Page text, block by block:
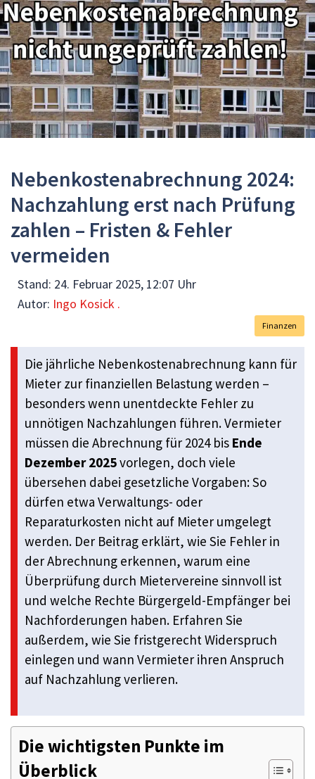
Nebenkostenabrechnung 2024:
Nachzahlung erst nach Prüfung
zahlen – Fristen & Fehler
vermeiden
Stand: 24. Februar 2025, 12:07 Uhr
Autor: Ingo Kosick .
Finanzen
Die jährliche Nebenkostenabrechnung kann für
Mieter zur finanziellen Belastung werden –
besonders wenn unentdeckte Fehler zu
unnötigen Nachzahlungen führen. Vermieter
müssen die Abrechnung für 2024 bis Ende
Dezember 2025vorlegen, doch viele
übersehen dabei gesetzliche Vorgaben: So
dürfen etwa Verwaltungs- oder
Reparaturkosten nicht auf Mieter umgelegt
werden. Der Beitrag erklärt, wie Sie Fehler in
der Abrechnung erkennen, warum eine
Überprüfung durch Mietervereine sinnvoll ist
und welche Rechte Bürgergeld-Empfänger bei
Nachforderungen haben. Erfahren Sie
außerdem, wie Sie fristgerecht Widerspruch
einlegen und wann Vermieter ihren Anspruch
auf Nachzahlung verlieren.
Die wichtigsten Punkte im
Überblick